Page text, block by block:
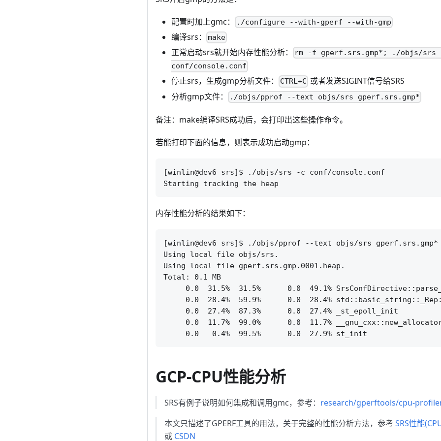
配置时加上gmc： ./configure --with-gperf --with-gmp
编译srs： make
正常启动srs就开始内存性能分析：
rm -f gperf.srs.gmp*; ./objs/srs
conf/console.conf
停止srs，生成gmp分析文件： CTRL+C 或者发送SIGINT信号给SRS
分析gmp文件：
./objs/pprof --text objs/srs gperf.srs.gmp*
备注：make编译SRS成功后，会打印出这些操作命令。
若能打印下面的信息，则表示成功启动gmp：
[winlin@dev6 srs]$ ./objs/srs -c conf/console.conf
内存性能分析的结果如下：
[winlin@dev6 srs]$ ./objs/pprof --text objs/srs gperf.srs.gmp*
Using local file objs/srs.
Using local file gperf.srs.gmp.0001.heap.
Total: 0.1 MB
0.0  31.5%  31.5%      0.0  49.1%
0.0  28.4%  59.9%      0.0  28.4%
     0.0  27.4%  87.3%      0.0  27.4% _st_epoll_init
0.0  11.7%  99.0%      0.0  11.7%
GCP-CPU性能分析
SRS有例子说明如何集成和调用gmc，参考： research/gperftools/cpu-
本文只描述了GPERF工具的用法，关于完整的性能分析方法，参考 SRS性能
或 CSDN